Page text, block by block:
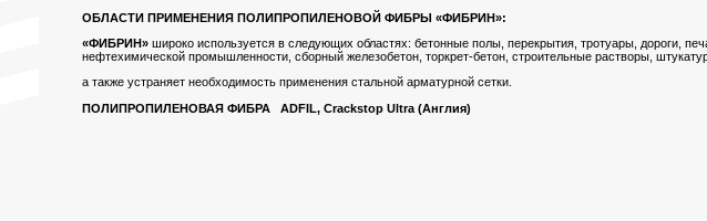
ОБЛАСТИ ПРИМЕНЕНИЯ ПОЛИПРОПИЛЕНОВОЙ ФИБРЫ «ФИБРИН»:
«ФИБРИН» широко используется в следующих областях: бетонные полы, перекрытия, тротуары, дороги,
нефтехимической промышленности, сборный железобетон, торкрет-бетон, строительные растворы,
а также устраняет необходимость применения стальной арматурной сетки.
ПОЛИПРОПИЛЕНОВАЯ ФИБРА ADFIL, Crackstop Ultra (Англия)